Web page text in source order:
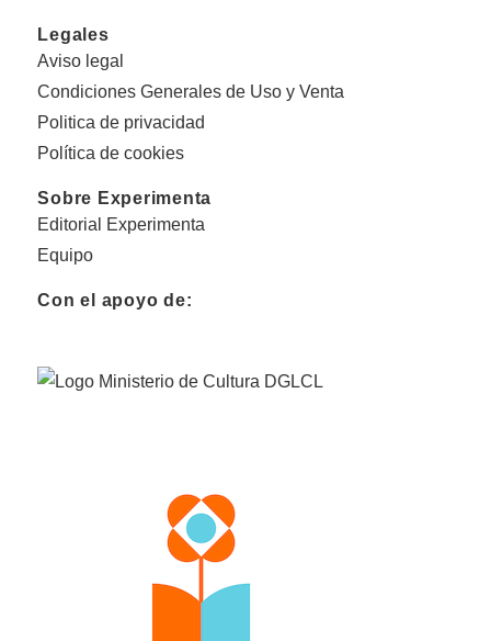
Legales
Aviso legal
Condiciones Generales de Uso y Venta
Politica de privacidad
Política de cookies
Sobre Experimenta
Editorial Experimenta
Equipo
Con el apoyo de: